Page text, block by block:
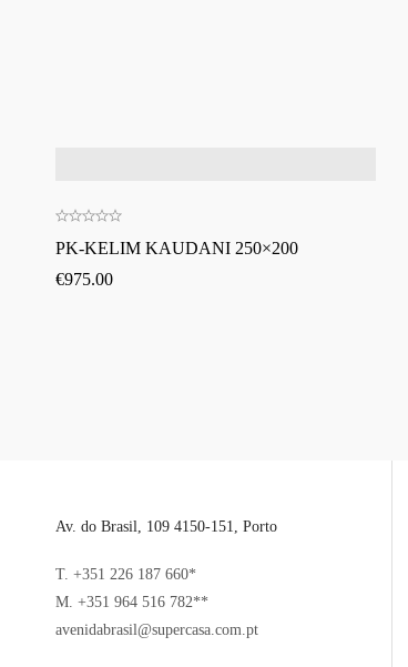
PK-KELIM KAUDANI 250×200
€975.00
Av. do Brasil, 109 4150-151, Porto
T. +351 226 187 660*
M. +351 964 516 782**
avenidabrasil@supercasa.com.pt